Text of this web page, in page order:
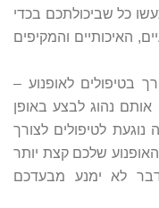
כל שביכולתכם בכדי
האיכותיים והמקיפים
בטיפולים לאופנוע –
נהוג לבצע באופן
לטיפולים לצורך
שלכם קצת יותר
דבר לא ימנע מבעדכם